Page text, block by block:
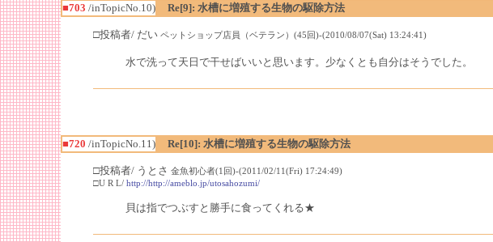
■703 /inTopicNo.10) Re[9]: 水槽に増殖する生物の駆除方法
□投稿者/ だい ペットショップ店員（ベテラン）(45回)-(2010/08/07(Sat) 13:24:41)
水で洗って天日で干せばいいと思います。少なくとも自分はそうでした。
■720 /inTopicNo.11) Re[10]: 水槽に増殖する生物の駆除方法
□投稿者/ うとさ 金魚初心者(1回)-(2011/02/11(Fri) 17:24:49)
□U R L/ http://http://ameblo.jp/utosahozumi/
貝は指でつぶすと勝手に食ってくれる★